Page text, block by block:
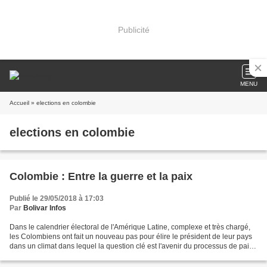
Publicité
MENU
Accueil » elections en colombie
elections en colombie
Colombie : Entre la guerre et la paix
Publié le 29/05/2018 à 17:03
Par Bolivar Infos
Dans le calendrier électoral de l'Amérique Latine, complexe et très chargé,
les Colombiens ont fait un nouveau pas pour élire le président de leur pays
dans un climat dans lequel la question clé est l'avenir du processus de paix,